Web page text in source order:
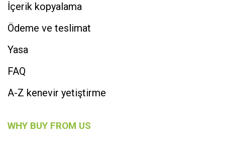
İçerik kopyalama
Ödeme ve teslimat
Yasa
FAQ
A-Z kenevir yetiştirme
WHY BUY FROM US